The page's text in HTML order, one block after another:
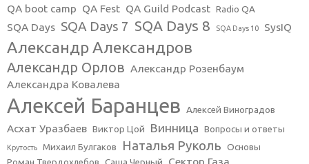
QA boot camp QA Fest QA Guild Podcast Radio QA
SQA Days SQA Days 7 SQA Days 8 SQA Days 10 SysIQ
Александр Александров
Александр Орлов Александр Розенбаум
Александра Ковалева
Алексей Баранцев Алексей Виноградов
Асхат Уразбаев Виктор Цой Винница Вопросы и ответы
Крутость Михаил Булгаков Наталья Руколь Основы
Роман Твердохлебов Саша Черный Сектор Газа